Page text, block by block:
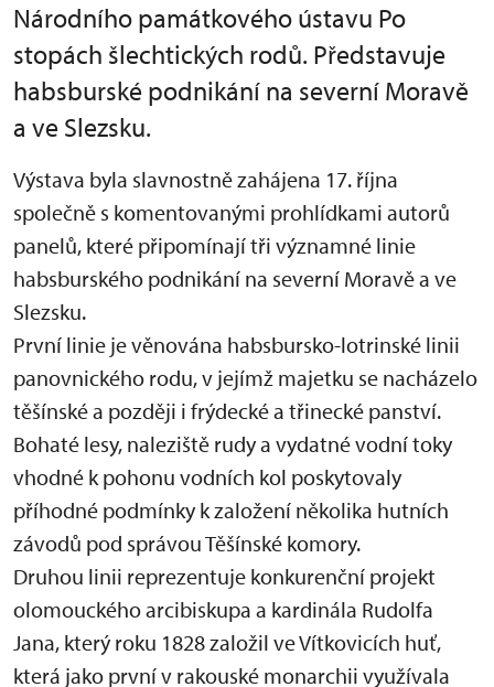
Národního památkového ústavu Po
stopách šlechtických rodů. Představuje
habsburské podnikání na severní Moravě
a ve Slezsku.
Výstava byla slavnostně zahájena 17. října
společně s komentovanými prohlídkami autorů
panelů, které připomínají tři významné linie
habsburského podnikání na severní Moravě a ve
Slezsku.
První linie je věnována habsbursko-lotrinské linii
panovnického rodu, v jejímž majetku se nacházelo
těšínské a později i frýdecké a třinecké panství.
Bohaté lesy, naleziště rudy a vydatné vodní toky
vhodné k pohonu vodních kol poskytovaly
příhodné podmínky k založení několika hutních
závodů pod správou Těšínské komory.
Druhou linii reprezentuje konkurenční projekt
olomouckého arcibiskupa a kardinála Rudolfa
Jana, který roku 1828 založil ve Vítkovicích huť,
která jako první v rakouské monarchii využívala